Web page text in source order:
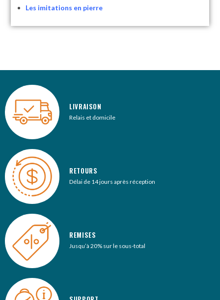
Les imitations en pierre
LIVRAISON
Relais et domicile
RETOURS
Délai de 14 jours après réception
REMISES
Jusqu’à 20% sur le sous-total